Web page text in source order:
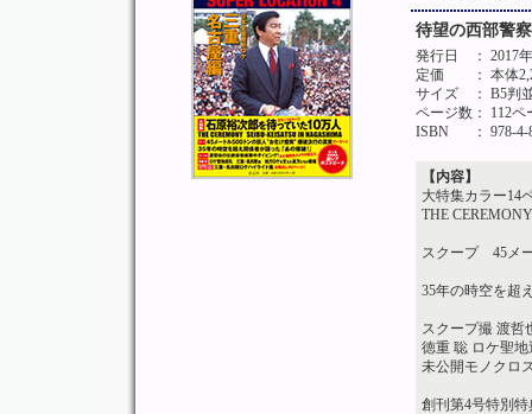
待望の西部警
発行日
： 2017
定価
： 本体
サイズ
： B5判
ページ数： 112ペ
ISBN
： 978-
【内容】
大特集カラー14
THE
スクープ 45メ
35年の時空を超
スクープ撮 渡哲
徳重 聡 ロケ聖
未公開モノクロ
創刊第4号特別